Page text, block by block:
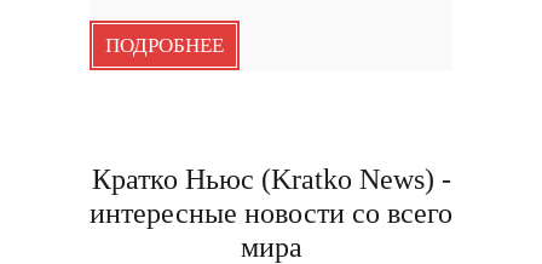
ПОДРОБНЕЕ
Кратко Ньюс (Kratko News) -
интересные новости со всего
мира